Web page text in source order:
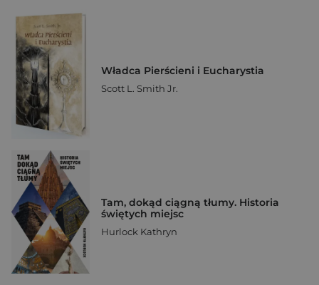
Władca Pierścieni i Eucharystia
Scott L. Smith Jr.
Tam, dokąd ciągną tłumy. Historia
świętych miejsc
Hurlock Kathryn